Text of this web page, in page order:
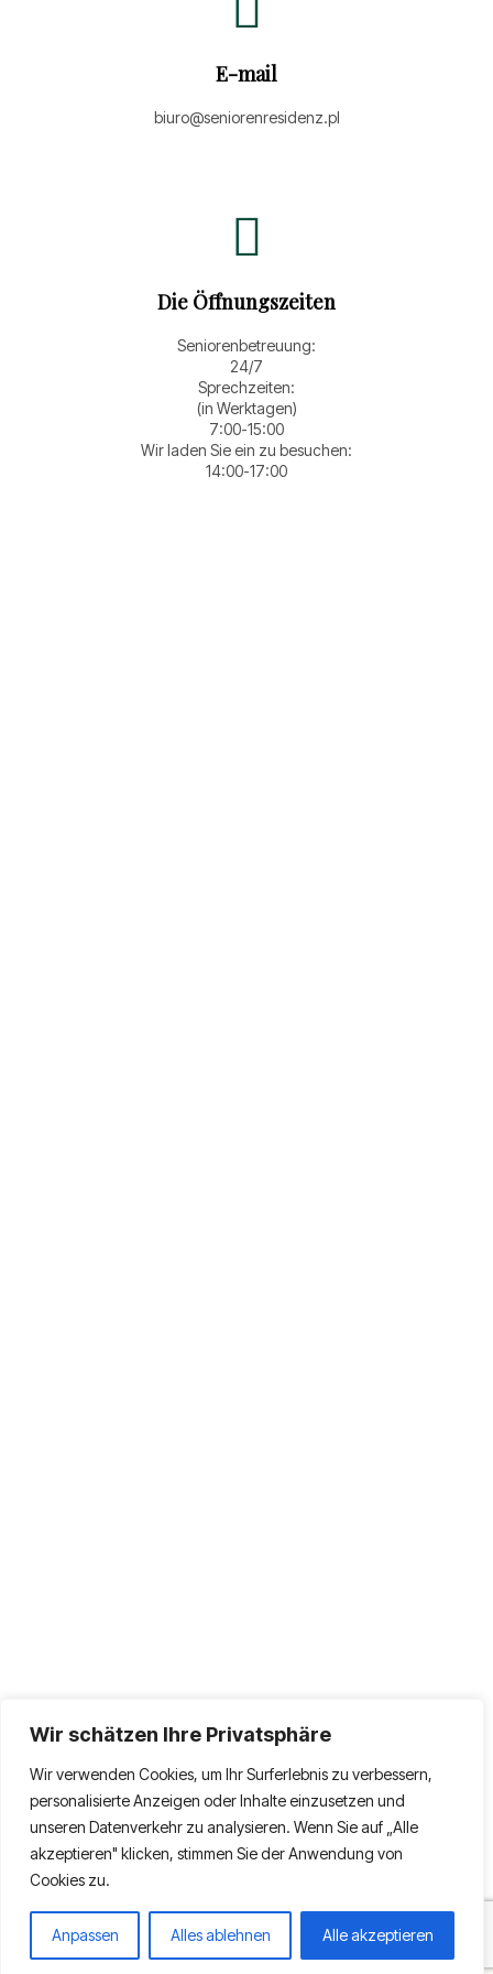
Wir schätzen Ihre Privatsphäre
Wir verwenden Cookies, um Ihr Surferlebnis zu verbessern,
personalisierte Anzeigen oder Inhalte einzusetzen und
unseren Datenverkehr zu analysieren. Wenn Sie auf „Alle
akzeptieren" klicken, stimmen Sie der Anwendung von
Cookies zu.
Anpassen Alles ablehnen Alle akzeptieren
E-mail
biuro@seniorenresidenz.pl
Die Öffnungszeiten
Seniorenbetreuung:
24/7
Sprechzeiten:
(in Werktagen)
7:00-15:00
Wir laden Sie ein zu besuchen:
14:00-17:00